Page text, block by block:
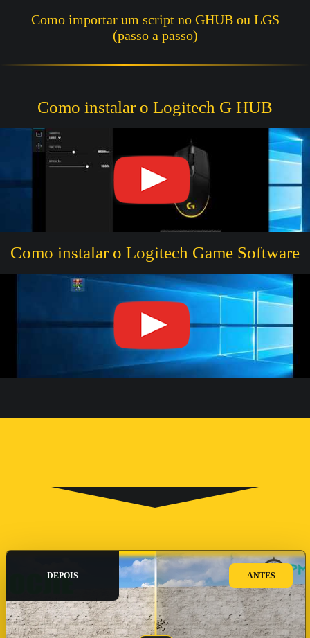
Como importar um script no GHUB ou LGS
(passo a passo)
Como instalar o Logitech G HUB
Como instalar o Logitech Game Software
DEPOIS ANTES